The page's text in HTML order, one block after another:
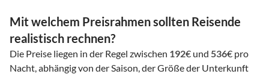
Mit welchem Preisrahmen sollten Reisende
realistisch rechnen?
Die Preise liegen in der Regel zwischen 192€ und 536€ pro
Nacht, abhängig von der Saison, der Größe der Unterkunft